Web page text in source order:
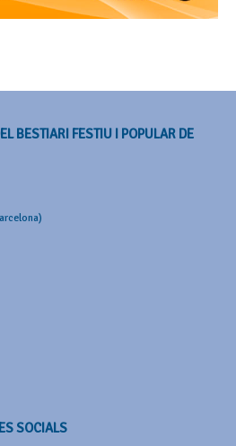
BESTIARI FESTIU I POPULAR DE
SOCIALS